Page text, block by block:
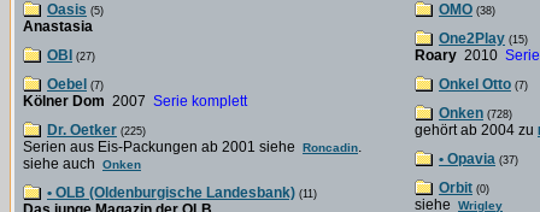
Oasis (5)
Anastasia
OBI
(27)
Oebel (7)
Kölner Dom 2007 Serie komplett
Dr. Oetker (225)
Serien aus Eis-Packungen ab 2001 siehe Roncadin.
siehe auch
Onken
• OLB (Oldenburgische Landesbank) (11)
OMO (38)
One2Play (15)
Roary 2010
Onkel Otto (7)
Onken (728)
gehört ab 2004 zu
• Opavia (37)
Orbit (0)
siehe Wrigley